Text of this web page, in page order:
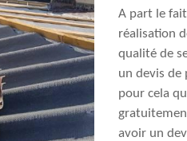
A part le
réalisation
qualité de
un devis de
pour cela
avoir un